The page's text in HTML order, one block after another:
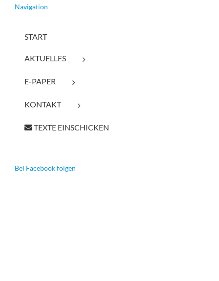
Navigation
START
AKTUELLES
E-PAPER
KONTAKT
TEXTE EINSCHICKEN
Bei Facebook folgen